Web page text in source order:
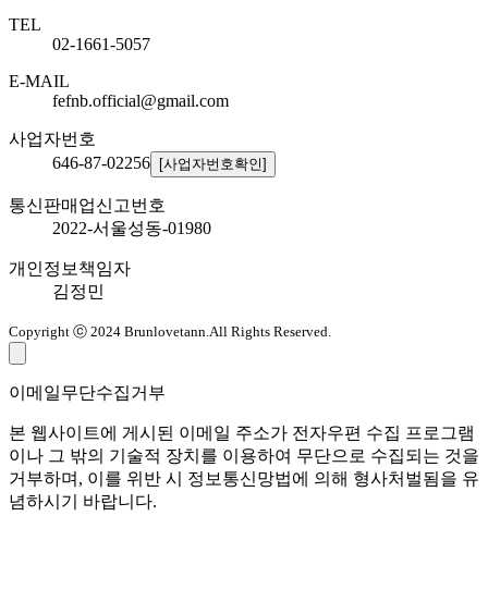
TEL
02-1661-5057
E-MAIL
fefnb.official@gmail.com
사업자번호
646-87-02256
[사업자번호확인]
통신판매업신고번호
2022-서울성동-01980
개인정보책임자
김정민
Copyright ⓒ 2024 Brunlovetann.All Rights Reserved.
이메일무단수집거부
본 웹사이트에 게시된 이메일 주소가 전자우편 수집 프로그램
이나 그 밖의 기술적 장치를 이용하여 무단으로 수집되는 것을
거부하며, 이를 위반 시 정보통신망법에 의해 형사처벌됨을 유
념하시기 바랍니다.